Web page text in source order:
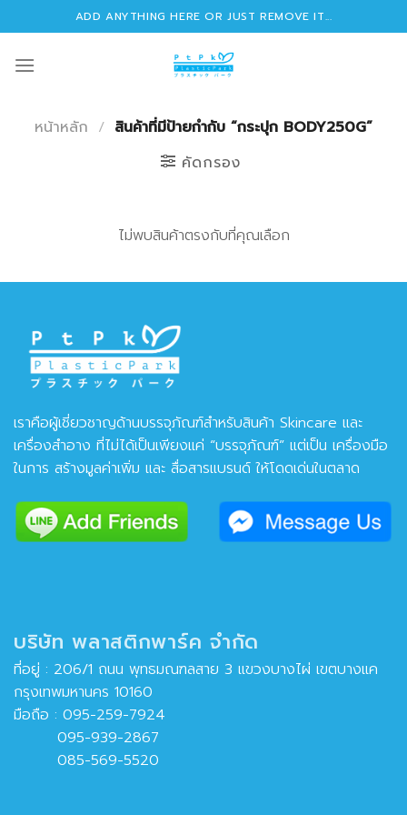
to
content
ADD ANYTHING HERE OR JUST REMOVE IT...
หน้าหลัก / สินค้าที่มีป้ายกำกับ “กระปุก BODY250G”
คัดกรอง
ไม่พบสินค้าตรงกับที่คุณเลือก
เราคือผู้เชี่ยวชาญด้านบรรจุภัณฑ์สำหรับสินค้า Skincare และ
เครื่องสำอาง ที่ไม่ได้เป็นเพียงแค่ “บรรจุภัณฑ์” แต่เป็น เครื่องมือ
ในการ สร้างมูลค่าเพิ่ม และ สื่อสารแบรนด์ ให้โดดเด่นในตลาด
บริษัท พลาสติกพาร์ค จำกัด
ที่อยู่ : 206/1 ถนน พุทธมณฑลสาย 3 แขวงบางไผ่ เขตบางแค
กรุงเทพมหานคร 10160
มือถือ : 095-259-7924
095-939-2867
085-569-5520